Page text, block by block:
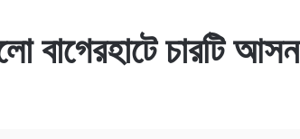
বাগেরহাটে চারটি আসন